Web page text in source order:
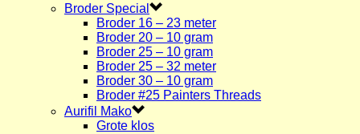
Broder Special
Broder 16 – 23 meter
Broder 20 – 10 gram
Broder 25 – 10 gram
Broder 25 – 32 meter
Broder 30 – 10 gram
Broder #25 Painters Threads
Aurifil Mako
Grote klos